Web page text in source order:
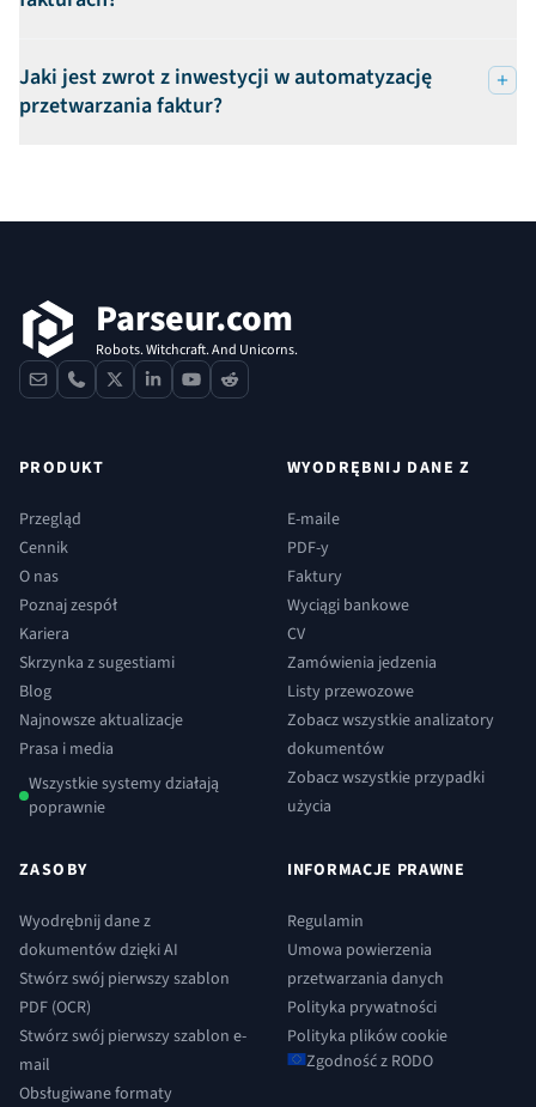
Jaki jest zwrot z inwestycji w automatyzację
przetwarzania faktur?
Parseur.com
Robots. Witchcraft. And Unicorns.
contactphone
x linkedinyoutube
reddit
PRODUKT
Przegląd
Cennik
O nas
Poznaj zespół
Kariera
Skrzynka z sugestiami
Blog
Najnowsze aktualizacje
Prasa i media
Wszystkie systemy działają
poprawnie
WYODRĘBNIJ DANE Z
E-maile
PDF-y
Faktury
Wyciągi bankowe
CV
Zamówienia jedzenia
Listy przewozowe
Zobacz wszystkie analizatory
dokumentów
Zobacz wszystkie przypadki
użycia
ZASOBY
Wyodrębnij dane z
dokumentów dzięki AI
Stwórz swój pierwszy szablon
PDF (OCR)
Stwórz swój pierwszy szablon e-
mail
Obsługiwane formaty
INFORMACJE PRAWNE
Regulamin
Umowa powierzenia
przetwarzania danych
Polityka prywatności
Polityka plików cookie
Zgodność z RODO